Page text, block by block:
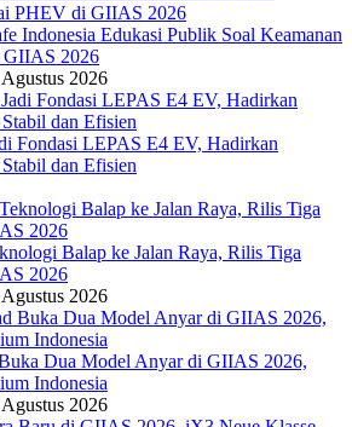
Indonesia Edukasi Publik Soal Keamanan
2026
2026
Fondasi LEPAS E4 EV, Hadirkan
dan Efisien
Balap ke Jalan Raya, Rilis Tiga
2026
Agustus 2026
Dua Model Anyar di GIIAS 2026,
Indonesia
2026